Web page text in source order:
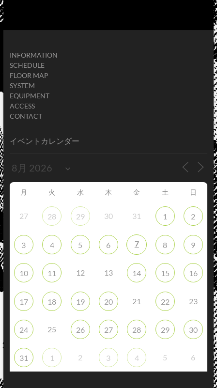
INFORMATION
SCHEDULE
FLOOR MAP
SYSTEM
EQUIPMENT
ACCESS
CONTACT
イベントカレンダー
月 火 水 木 金 土 日
27 28 29 30 31 1 2
3 4 5 6 7 8 9
10 11 12 13 14 15 16
17 18 19 20 21 22 23
24 25 26 27 28 29 30
31 1 2 3 4 5 6